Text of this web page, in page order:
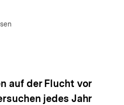
auf der Flucht vor
jedes Jahr